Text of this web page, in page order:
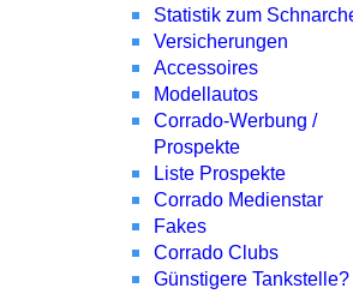
Statistik zum
Versicherungen
Accessoires
Modellautos
Corrado-Werbung /
Prospekte
Liste Prospekte
Corrado Medienstar
Fakes
Corrado Clubs
Günstigere Tankstelle?